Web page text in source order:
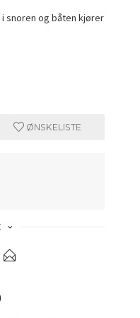
snoren og båten kjører
ØNSKELISTE